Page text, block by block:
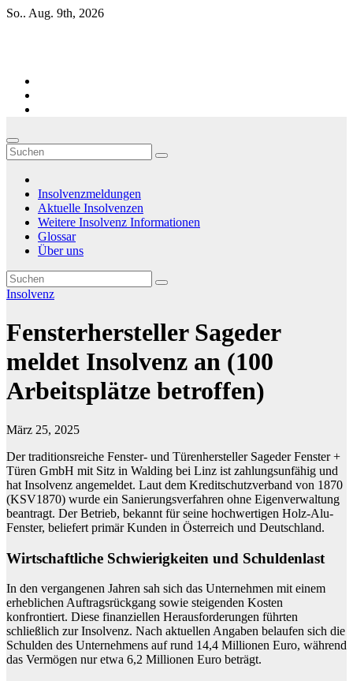
Zum
So.. Aug. 9th, 2026
Insolvenzmeldungen
Aktuelle Insolvenzen
Weitere Insolvenz Informationen
Glossar
Über uns
Insolvenz
Fensterhersteller Sageder
meldet Insolvenz an (100
Arbeitsplätze betroffen)
März 25, 2025
Der traditionsreiche Fenster- und Türenhersteller Sageder Fenster +
Türen GmbH mit Sitz in Walding bei Linz ist zahlungsunfähig und
hat Insolvenz angemeldet. Laut dem Kreditschutzverband von 1870
(KSV1870) wurde ein Sanierungsverfahren ohne Eigenverwaltung
beantragt. Der Betrieb, bekannt für seine hochwertigen Holz-Alu-
Fenster, beliefert primär Kunden in Österreich und Deutschland.
Wirtschaftliche Schwierigkeiten und Schuldenlast
In den vergangenen Jahren sah sich das Unternehmen mit einem
erheblichen Auftragsrückgang sowie steigenden Kosten
konfrontiert. Diese finanziellen Herausforderungen führten
schließlich zur Insolvenz. Nach aktuellen Angaben belaufen sich die
Schulden des Unternehmens auf rund 14,4 Millionen Euro, während
das Vermögen nur etwa 6,2 Millionen Euro beträgt.